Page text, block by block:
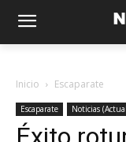
Inicio Escaparate
Escaparate Noticias